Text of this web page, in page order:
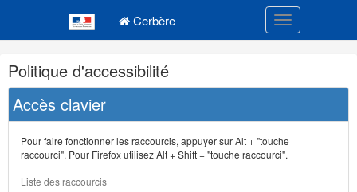
Cerbère Toggle
Navigation
et
outils
annexes
Politique d'accessibilité
Accès clavier
Pour faire fonctionner les raccourcis, appuyer sur Alt + "touche
raccourci". Pour Firefox utilisez Alt + Shift + "touche raccourci".
Liste des raccourcis